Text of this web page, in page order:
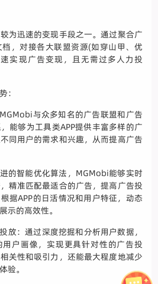
为迅速的变现手段之一。通过聚合广
，对接各大联盟资源(如穿山甲、优
实现广告变现，且无需过多人力投
：
与众多知名的广告联盟和广告
能够为工具类APP提供丰富多样的广
同用户的需求和兴趣，从而提高广告
的智能优化算法，MGMobi能够实时
精准匹配最适合的广告，提高广告投
据APP的日活情况和用户特征，动态
示的高效性。
放：通过深度挖掘和分析用户数据，
户画像，实现更具针对性的广告投
关性和吸引力，还能最大程度地减少
验。